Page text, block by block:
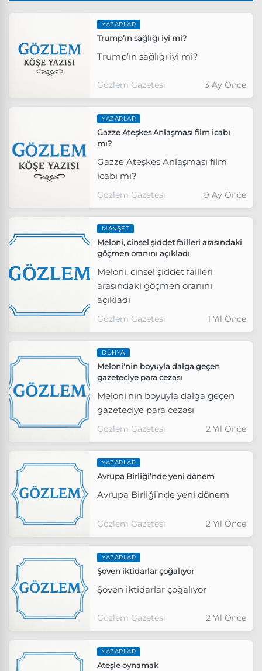
YAZARLAR
Trump’ın sağlığı iyi mi?
Trump’ın sağlığı iyi mi?
Gözlem Gazetesi 3 Ay Önce
YAZARLAR
Gazze Ateşkes Anlaşması film icabı
mı?
Gazze Ateşkes Anlaşması film
icabı mı?
Gözlem Gazetesi 9 Ay Önce
MANŞET
Meloni, cinsel şiddet failleri arasındaki
göçmen oranını açıkladı
Meloni, cinsel şiddet failleri
arasındaki göçmen oranını
açıkladı
Gözlem Gazetesi 1 Yıl Önce
DÜNYA
Meloni'nin boyuyla dalga geçen
gazeteciye para cezası
Meloni'nin boyuyla dalga geçen
gazeteciye para cezası
Gözlem Gazetesi 2 Yıl Önce
YAZARLAR
Avrupa Birliği’nde yeni dönem
Avrupa Birliği’nde yeni dönem
Gözlem Gazetesi 2 Yıl Önce
YAZARLAR
Şoven iktidarlar çoğalıyor
Şoven iktidarlar çoğalıyor
Gözlem Gazetesi 2 Yıl Önce
YAZARLAR
Ateşle oynamak